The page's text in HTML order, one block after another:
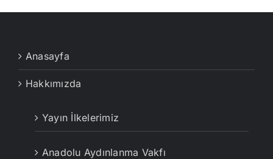
Anasayfa
Hakkımızda
Yayın İlkelerimiz
Anadolu Aydınlanma Vakfı